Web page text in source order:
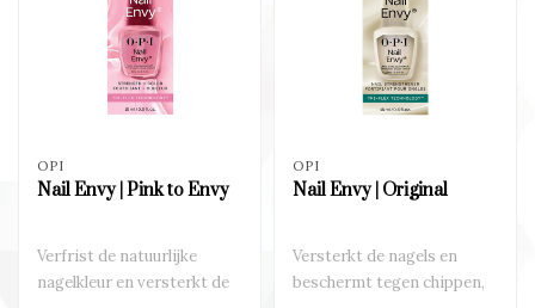
OPI
Nail Envy | Pink to Envy
Verfrist de natuurlijke
nagelkleur en versterkt de
OPI
Nail Envy | Original
Versterkt de nagels en
beschermt tegen chippen,